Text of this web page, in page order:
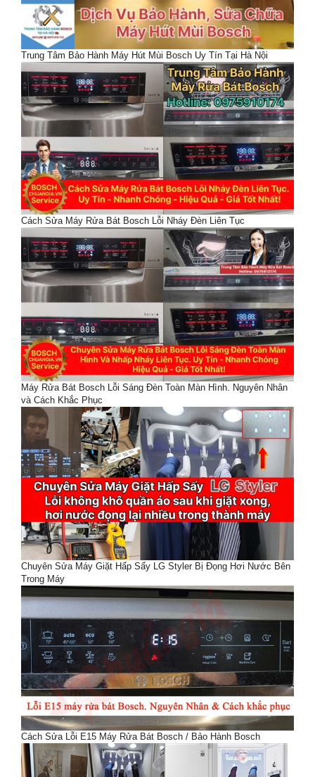
Trung Tâm Bảo Hành Máy Hút Mùi Bosch Uy Tín Tại Hà Nội
Cách Sửa Máy Rửa Bát Bosch Lỗi Nháy Đèn Liên Tục
Máy Rửa Bát Bosch Lỗi Sáng Đèn Toàn Màn Hình. Nguyên Nhân
và Cách Khắc Phục
Chuyên Sửa Máy Giặt Hấp Sấy LG Styler Bị Đọng Hơi Nước Bên
Trong Máy
Cách Sửa Lỗi E15 Máy Rửa Bát Bosch / Bảo Hành Bosch